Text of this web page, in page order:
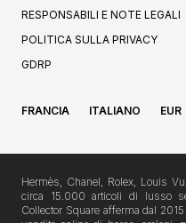
RESPONSABILI E NOTE LEGALI
POLITICA SULLA PRIVACY
GDRP
FRANCIA ITALIANO EUR
Hermès, Chanel, Rolex, Louis
circa 15.000 articoli di lusso
Collector Square afferma dal